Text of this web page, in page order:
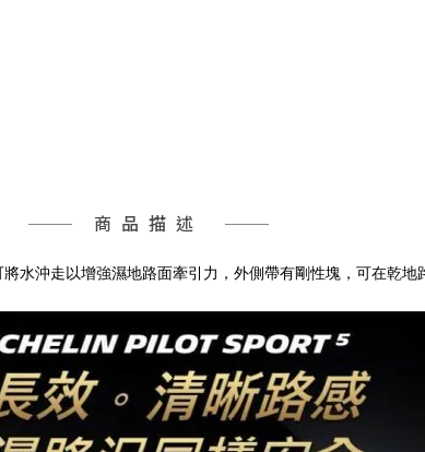
商品描述
水沖走以增強濕地路面牽引力，外側帶有剛性塊，可在乾地